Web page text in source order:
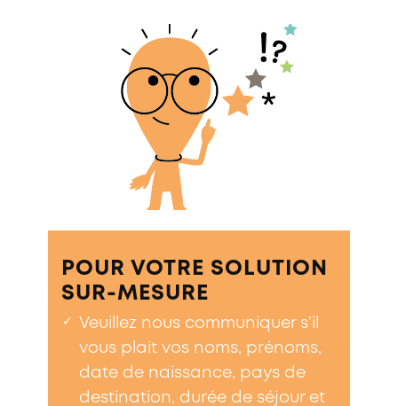
POUR VOTRE SOLUTION
SUR-MESURE
✓
Veuillez nous communiquer s’il
vous plait vos noms, prénoms,
date de naissance, pays de
destination, durée de séjour et